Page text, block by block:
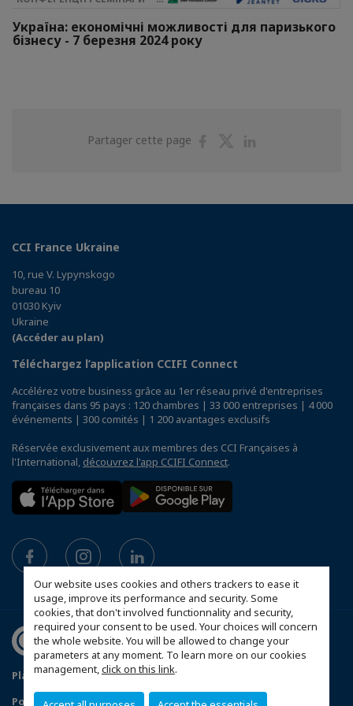
Our website uses cookies and others trackers to ease it
usage, improve its performance and security. Some
cookies, that don't involved functionnality and security,
required your consent to be used. Your choices will concern
the whole website. You will be allowed to change your
parameters at any moment. To learn more on our cookies
management,click on this link.
Україна: економічні можливості для паризького
бізнесу - 7 березня 2024 року
Partager cette page
PartagerPartager
CCI France Ukraine
10, rue V. Lypynskogo
bureau 10
01030 Kyiv
Ukraine
(Accéder au plan)
Téléchargez l’application CCIFI Connect
Accélérez votre business grâce au 1er réseau privé d'entreprises
françaises dans 95 pays : 120 chambres | 33 000 entreprises | 4 000
événements | 300 comités | 1 200 avantages exclusifs
Réservée exclusivement aux membres des CCI Françaises à
l'International, découvrez l'app CCIFI Connect.
Plan du site
Mentions légales
Politique de confidentialité
FAQ